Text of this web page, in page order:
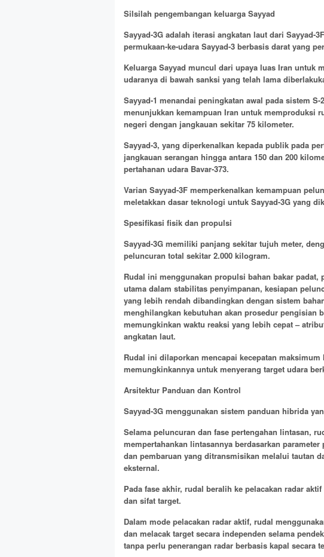
Silsilah pengembangan keluarga Sayyad
Sayyad-3G adalah iterasi angkatan laut dari Sayyad-
permukaan-ke-udara Sayyad-3 berbasis darat yang
Keluarga Sayyad muncul dari upaya luas Iran untuk
udaranya di bawah sanksi yang telah lama
Sayyad-1 menandai peningkatan awal pada sistem S-
menunjukkan kemampuan Iran untuk memproduksi
negeri dengan jangkauan sekitar 75 kilometer.
Sayyad-3, yang diperkenalkan kepada publik pada
jangkauan serangan hingga antara 150 dan 200
pertahanan udara Bavar-373.
Varian Sayyad-3F memperkenalkan kemampuan
meletakkan dasar teknologi untuk Sayyad-3G yang
Spesifikasi fisik dan propulsi
Sayyad-3G memiliki panjang sekitar tujuh meter,
peluncuran total sekitar 2.000 kilogram.
Rudal ini menggunakan propulsi bahan bakar
utama dalam stabilitas penyimpanan, kesiapan
yang lebih rendah dibandingkan dengan sistem
menghilangkan kebutuhan akan prosedur pengisian
memungkinkan waktu reaksi yang lebih cepat –
angkatan laut.
Rudal ini dilaporkan mencapai kecepatan
memungkinkannya untuk menyerang target udara
Arsitektur Panduan dan Kontrol
Sayyad-3G menggunakan sistem panduan hibrida
Selama peluncuran dan fase pertengahan lintasan,
mempertahankan lintasannya berdasarkan
dan pembaruan yang ditransmisikan melalui tautan
eksternal.
Pada fase akhir, rudal beralih ke pelacakan radar
dan sifat target.
Dalam mode pelacakan radar aktif, rudal
dan melacak target secara independen selama
tanpa perlu penerangan radar berbasis kapal secara